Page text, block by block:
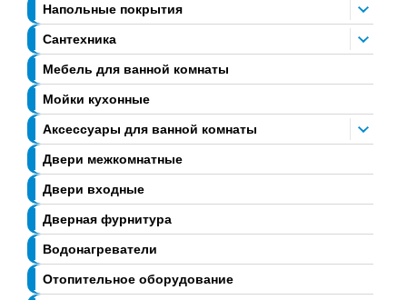
Напольные покрытия
Сантехника
Мебель для ванной комнаты
Мойки кухонные
Аксессуары для ванной комнаты
Двери межкомнатные
Двери входные
Дверная фурнитура
Водонагреватели
Отопительное оборудование